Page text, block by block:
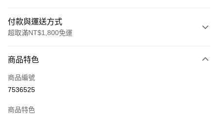
付款與運送方式
超取滿NT$1,800免運
信用卡一次付款
超商取貨付款
商品特色
商品編號
7536525
商品特色